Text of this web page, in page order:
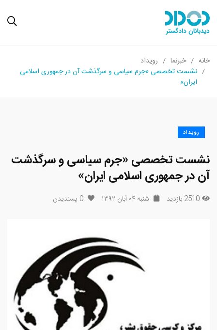
خانه خبرنما
رویداد
نشست تخصصی «جرم سیاسی و سرگذشت آن در جمهوری اسلامی
ایران»
رویداد
نشست تخصصی «جرم سیاسی و سرگذشت
آن در جمهوری اسلامی ایران»
2510 بازدید شنبه ۰۴ آبان ۱۳۹۲ 0 پسندیدن